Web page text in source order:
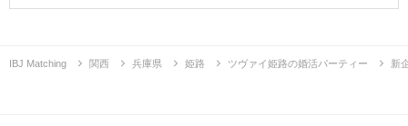
IBJ Matching 関西 兵庫県 姫路 ツヴァイ姫路の婚活パーティー 新